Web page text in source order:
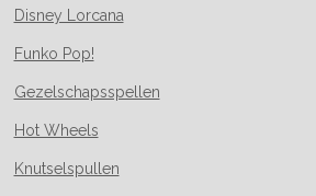
Disney Lorcana
Funko Pop!
Gezelschapsspellen
Hot Wheels
Knutselspullen